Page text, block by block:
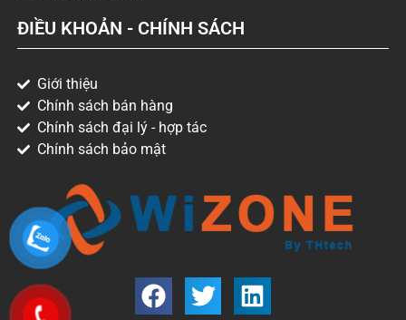
ĐIỀU KHOẢN - CHÍNH SÁCH
Giới thiệu
Chính sách bán hàng
Chính sách đại lý - hợp tác
Chính sách bảo mật